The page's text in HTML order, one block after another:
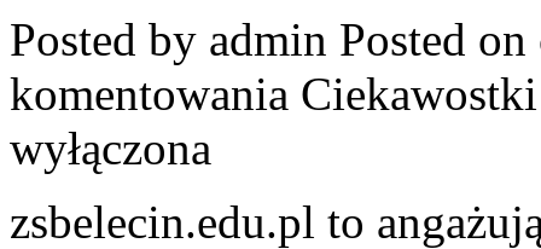
Posted by admin Posted
komentowania
wyłączona
zsbelecin.edu.pl to